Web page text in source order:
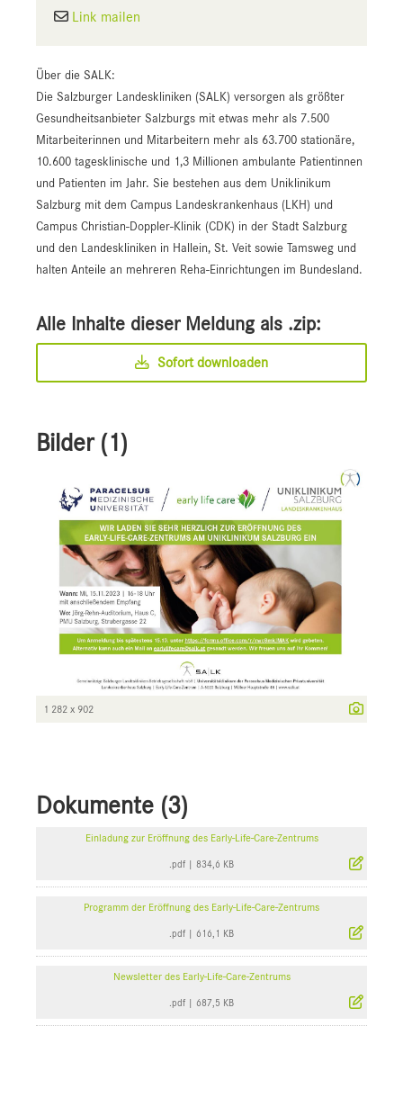
Link mailen
Über die SALK:
Die Salzburger Landeskliniken (SALK) versorgen als größter
Gesundheitsanbieter Salzburgs mit etwas mehr als 7.500
Mitarbeiterinnen und Mitarbeitern mehr als 63.700 stationäre,
10.600 tagesklinische und 1,3 Millionen ambulante Patientinnen
und Patienten im Jahr. Sie bestehen aus dem Uniklinikum
Salzburg mit dem Campus Landeskrankenhaus (LKH) und
Campus Christian-Doppler-Klinik (CDK) in der Stadt Salzburg
und den Landeskliniken in Hallein, St. Veit sowie Tamsweg und
halten Anteile an mehreren Reha-Einrichtungen im Bundesland.
Alle Inhalte dieser Meldung als .zip:
Sofort downloaden
Bilder (1)
1 282 x 902
Dokumente (3)
Einladung zur Eröffnung des Early-Life-Care-Zentrums
.pdf 834,6 KB
Programm der Eröffnung des Early-Life-Care-Zentrums
.pdf 616,1 KB
Newsletter des Early-Life-Care-Zentrums
.pdf 687,5 KB